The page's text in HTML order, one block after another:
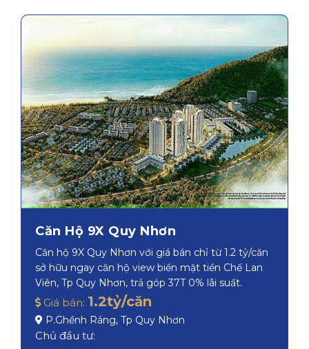
Căn Hộ 9X Quy Nhơn
Căn hộ 9X Quy Nhơn với giá bán chỉ từ 1.2 tỷ/căn
sở hữu ngay căn hộ view biển mặt tiền Chế Lan
Viên, Tp Quy Nhơn, trả góp 37T 0% lãi suất.
Giá bán: 1.2tỷ/căn
P.Ghềnh Ráng, Tp Quy Nhơn
Chủ đầu tư: